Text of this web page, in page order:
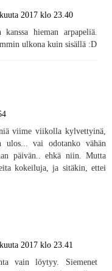
2017 klo 23.40
hieman arpapeliä.
ulkona kuin sisällä :D
viime viikolla kylvettyinä,
vai odotanko vähän
päivän.. ehkä niin. Mutta
kokeiluja, ja sitäkin, ettei
2017 klo 23.41
vain löytyy. Siemenet